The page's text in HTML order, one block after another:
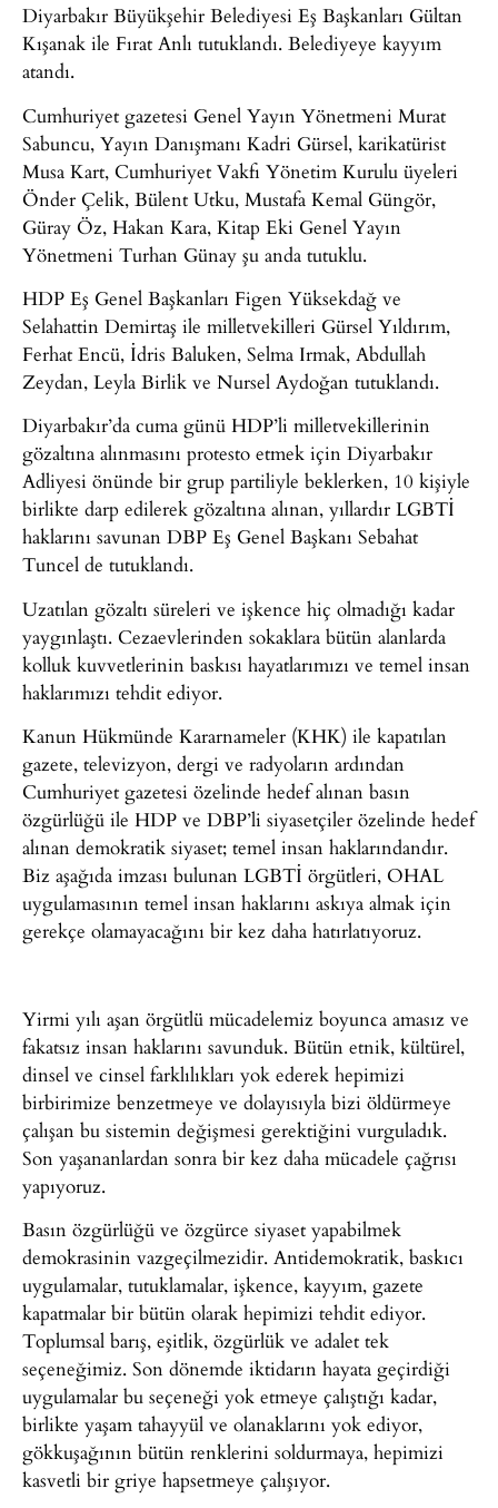
Diyarbakır Büyükşehir Belediyesi Eş Başkanları Gültan
Kışanak ile Fırat Anlı tutuklandı. Belediyeye kayyım
atandı.
Cumhuriyet gazetesi Genel Yayın Yönetmeni Murat
Sabuncu, Yayın Danışmanı Kadri Gürsel, karikatürist
Musa Kart, Cumhuriyet Vakfı Yönetim Kurulu üyeleri
Önder Çelik, Bülent Utku, Mustafa Kemal Güngör,
Güray Öz, Hakan Kara, Kitap Eki Genel Yayın
Yönetmeni Turhan Günay şu anda tutuklu.
HDP Eş Genel Başkanları Figen Yüksekdağ ve
Selahattin Demirtaş ile milletvekilleri Gürsel Yıldırım,
Ferhat Encü, İdris Baluken, Selma Irmak, Abdullah
Zeydan, Leyla Birlik ve Nursel Aydoğan tutuklandı.
Diyarbakır’da cuma günü HDP’li milletvekillerinin
gözaltına alınmasını protesto etmek için Diyarbakır
Adliyesi önünde bir grup partiliyle beklerken, 10 kişiyle
birlikte darp edilerek gözaltına alınan, yıllardır LGBTİ
haklarını savunan DBP Eş Genel Başkanı Sebahat
Tuncel de tutuklandı.
Uzatılan gözaltı süreleri ve işkence hiç olmadığı kadar
yaygınlaştı. Cezaevlerinden sokaklara bütün alanlarda
kolluk kuvvetlerinin baskısı hayatlarımızı ve temel insan
haklarımızı tehdit ediyor.
Kanun Hükmünde Kararnameler (KHK) ile kapatılan
gazete, televizyon, dergi ve radyoların ardından
Cumhuriyet gazetesi özelinde hedef alınan basın
özgürlüğü ile HDP ve DBP’li siyasetçiler özelinde hedef
alınan demokratik siyaset; temel insan haklarındandır.
Biz aşağıda imzası bulunan LGBTİ örgütleri, OHAL
uygulamasının temel insan haklarını askıya almak için
gerekçe olamayacağını bir kez daha hatırlatıyoruz.
Yirmi yılı aşan örgütlü mücadelemiz boyunca amasız ve
fakatsız insan haklarını savunduk. Bütün etnik, kültürel,
dinsel ve cinsel farklılıkları yok ederek hepimizi
birbirimize benzetmeye ve dolayısıyla bizi öldürmeye
çalışan bu sistemin değişmesi gerektiğini vurguladık.
Son yaşananlardan sonra bir kez daha mücadele çağrısı
yapıyoruz.
Basın özgürlüğü ve özgürce siyaset yapabilmek
demokrasinin vazgeçilmezidir. Antidemokratik, baskıcı
uygulamalar, tutuklamalar, işkence, kayyım, gazete
kapatmalar bir bütün olarak hepimizi tehdit ediyor.
Toplumsal barış, eşitlik, özgürlük ve adalet tek
seçeneğimiz. Son dönemde iktidarın hayata geçirdiği
uygulamalar bu seçeneği yok etmeye çalıştığı kadar,
birlikte yaşam tahayyül ve olanaklarını yok ediyor,
gökkuşağının bütün renklerini soldurmaya, hepimizi
kasvetli bir griye hapsetmeye çalışıyor.